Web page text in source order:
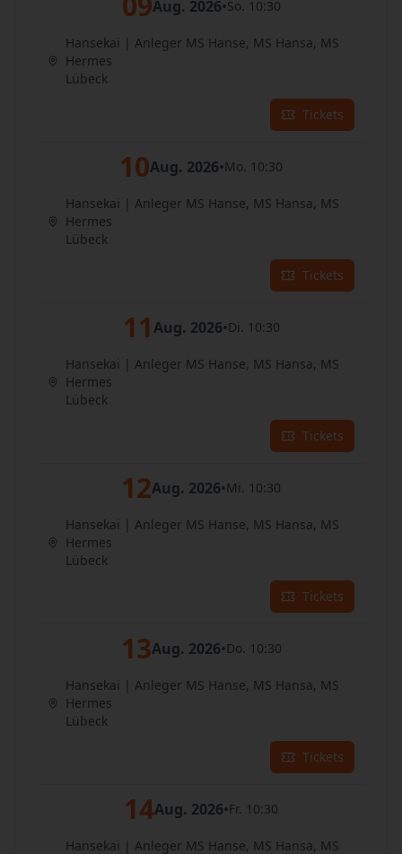
Aug. 2026•So. 10:30
Hansekai | Anleger MS Hanse, MS Hansa, MS
Hermes
Lübeck
Tickets
10Aug. 2026•Mo. 10:30
Hansekai | Anleger MS Hanse, MS Hansa, MS
Hermes
Lübeck
Tickets
11 Aug. 2026•Di. 10:30
Hansekai | Anleger MS Hanse, MS Hansa, MS
Hermes
Lübeck
Tickets
12Aug. 2026•Mi. 10:30
Hansekai | Anleger MS Hanse, MS Hansa, MS
Hermes
Lübeck
Tickets
13Aug. 2026•Do. 10:30
Hansekai | Anleger MS Hanse, MS Hansa, MS
Hermes
Lübeck
Tickets
14Aug. 2026•Fr. 10:30
Hansekai | Anleger MS Hanse, MS Hansa, MS